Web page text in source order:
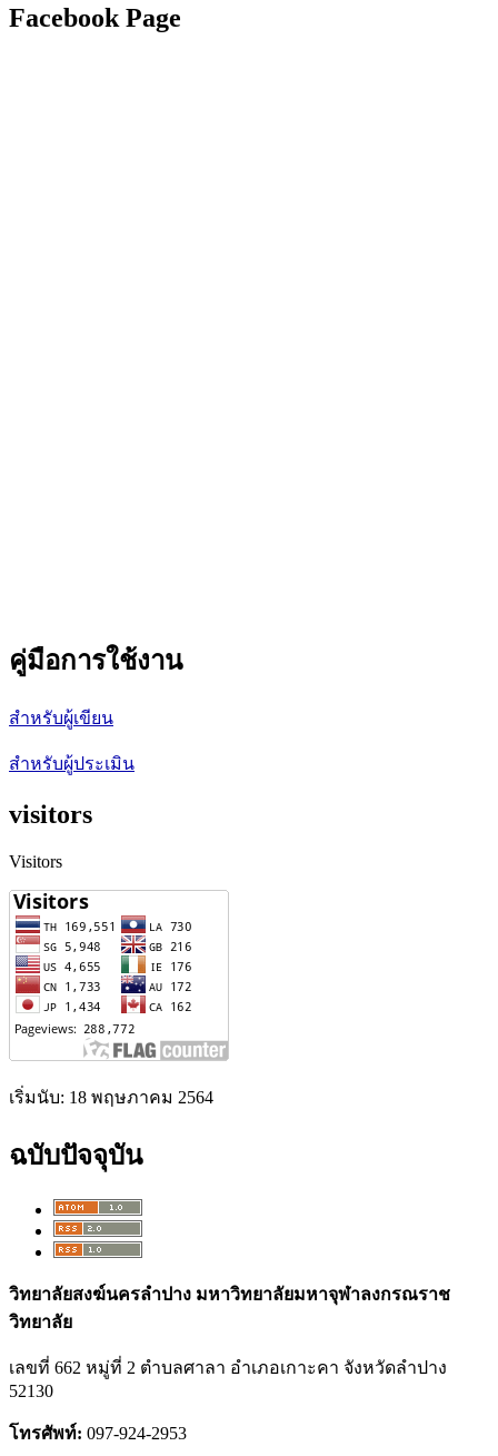
Facebook Page
คู่มือการใช้งาน
สำหรับผู้เขียน
สำหรับผู้ประเมิน
visitors
Visitors
เริ่มนับ: 18 พฤษภาคม 2564
ฉบับปัจจุบัน
วิทยาลัยสงฆ์นครลำปาง มหาวิทยาลัยมหาจุฬาลงกรณราช
วิทยาลัย
เลขที่ 662 หมู่ที่ 2 ตำบลศาลา อำเภอเกาะคา จังหวัดลำปาง
52130
โทรศัพท์: 097-924-2953